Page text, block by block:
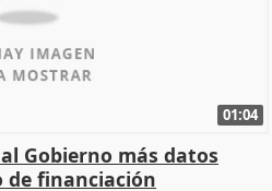
01:04
Gobierno más datos
de financiación